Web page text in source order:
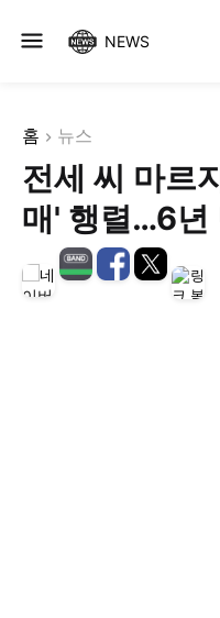
NEWS
홈 뉴스
전세 씨 마르
매' 행렬…6년